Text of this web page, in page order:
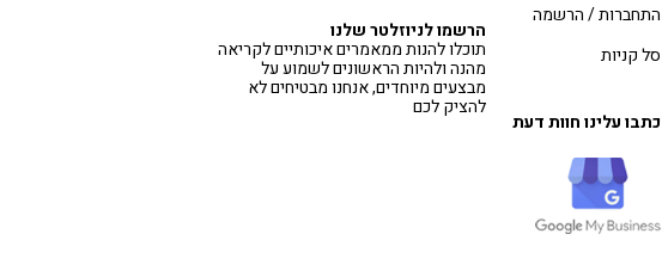
התחברות / הרשמה
סל קניות
כתבו עלינו חוות דעת
הרשמו לניוזלטר שלנו
תוכלו להנות ממאמרים איכותיים לקריאה
מהנה ולהיות הראשונים לשמוע על
מבצעים מיוחדים, אנחנו מבטיחים לא
להציק לכם